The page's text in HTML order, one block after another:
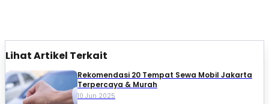
Lihat Artikel Terkait
Rekomendasi 20 Tempat Sewa Mobil Jakarta
Terpercaya & Murah
10 Jun 2025